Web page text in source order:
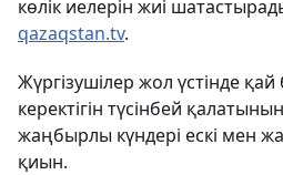
көлік иелерін жиі
qazaqstan.tv.
Жүргізушілер жол үстінде
керектігін түсінбей
жаңбырлы күндері ескі мен
қиын.